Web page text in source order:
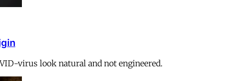
virus look natural and not engineered.